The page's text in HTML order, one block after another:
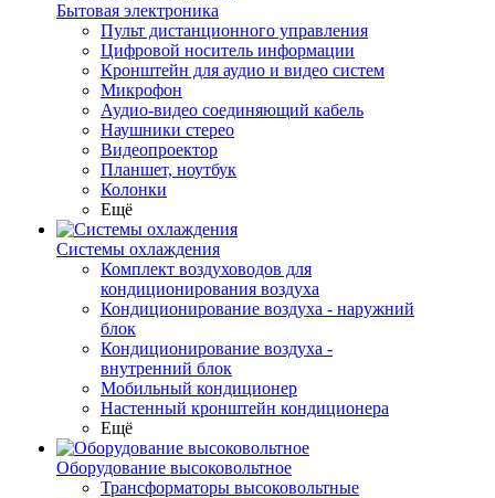
Бытовая электроника
Пульт дистанционного управления
Цифровой носитель информации
Кронштейн для аудио и видео систем
Микрофон
Аудио-видео соединяющий кабель
Наушники стерео
Видеопроектор
Планшет, ноутбук
Колонки
Ещё
Системы охлаждения
Комплект воздуховодов для
кондиционирования воздуха
Кондиционирование воздуха - наружний
блок
Кондиционирование воздуха -
внутренний блок
Мобильный кондиционер
Настенный кронштейн кондиционера
Ещё
Оборудование высоковольтное
Трансформаторы высоковольтные